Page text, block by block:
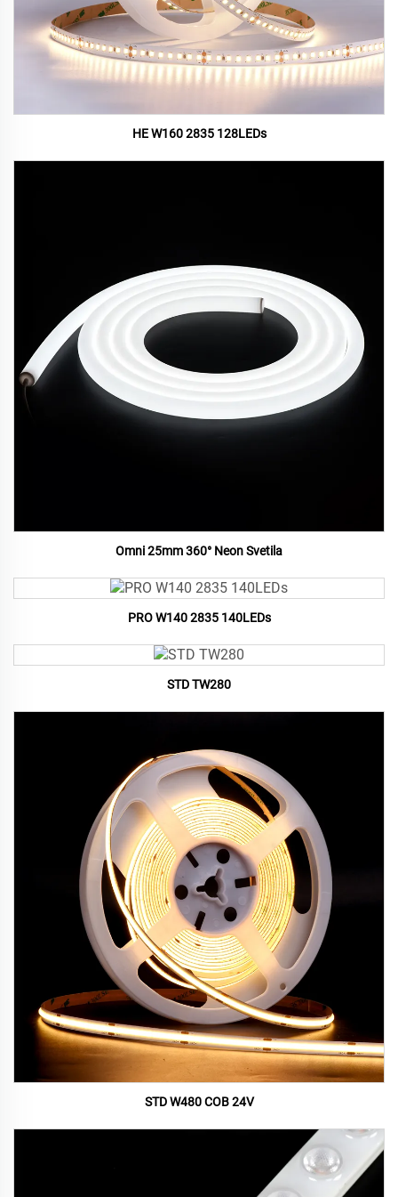
HE W160 2835 128LEDs
Omni 25mm 360° Neon Svetila
PRO W140 2835 140LEDs
STD TW280
STD W480 COB 24V